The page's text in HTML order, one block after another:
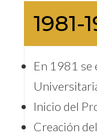
1981-
En 1981 se
Inicio del
Creación